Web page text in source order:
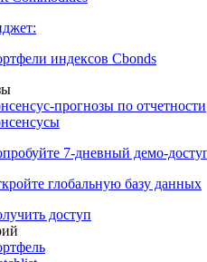
Commodities
индексов Cbonds
прогнозы по отчетности
7-дневный
глобальную базу данных